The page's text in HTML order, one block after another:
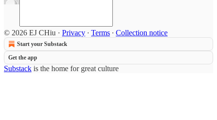
© 2026 EJ CHiu · Privacy ∙ Terms ∙ Collection notice
Start your Substack
Get the app
Substack is the home for great culture